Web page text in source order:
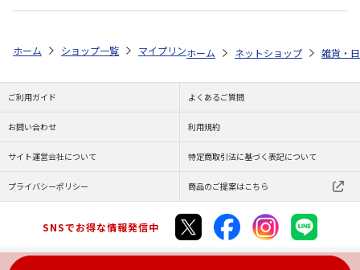
ホーム ショップ一覧 マイプリント カーステッカー【ボクサー
ホーム ネットショップ 雑貨・
ご利用ガイド よくあるご質問
お問い合わせ 利用規約
サイト運営会社について 特定商取引法に基づく表記について
プライバシーポリシー 商品のご提案はこちら
SNSでお得な情報発信中